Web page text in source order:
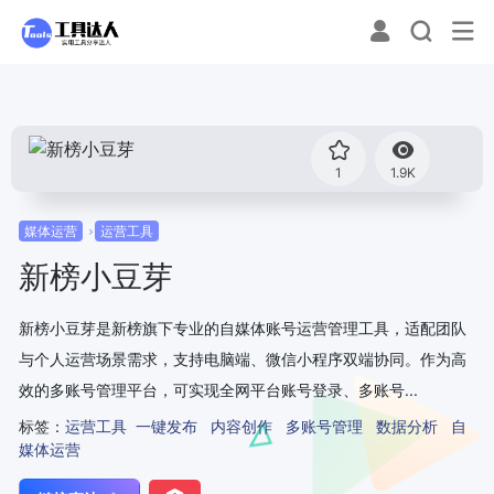
1 1.9K
媒体运营 运营工具
新榜小豆芽
新榜小豆芽是新榜旗下专业的自媒体账号运营管理工具，适配团队
与个人运营场景需求，支持电脑端、微信小程序双端协同。作为高
效的多账号管理平台，可实现全网平台账号登录、多账号...
标签： 运营工具 一键发布 内容创作 多账号管理 数据分析
自
媒体运营